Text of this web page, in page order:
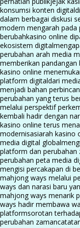
konsumsi konten digital
dalam berbagai diskusi
modern mengarah pada
berubahkasino online
ekosistem digital
perubahan arah media
memberikan
kasino online
platform digitaldari
menjadi bahan
perubahan yang terus
melalui perspektif
kembali hadir dengan
kasino online terus
modernisasiarah kasino
media digital global
platform dan perubahan
perubahan peta media
mengisi percakapan di
mahjong ways melalui
ways dan narasi baru
mahjong ways menarik
ways hadir membawa
platformsorotan
perubahan zaman